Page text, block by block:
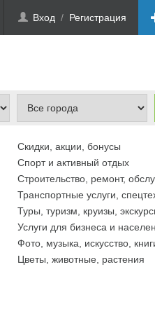
Вход / Регистрация
Скидки, акции, бонусы
Спорт и активный отдых
Строительство, ремонт,
Транспортные услуги,
Туры, туризм, круизы,
Услуги для бизнеса и
Фото, музыка, искусство,
Цветы, животные, растения